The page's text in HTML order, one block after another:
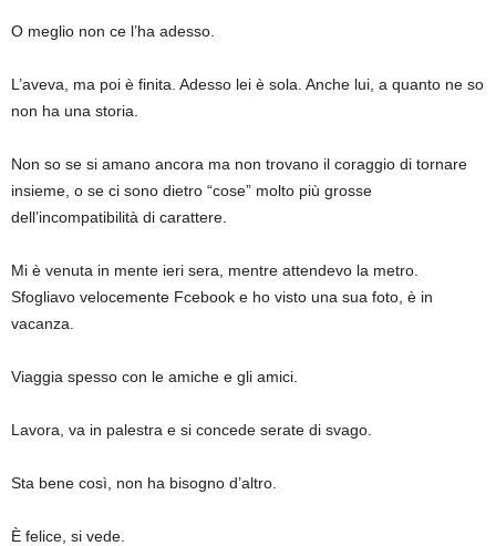
O meglio non ce l’ha adesso.
L’aveva, ma poi è finita. Adesso lei è sola. Anche lui, a quanto ne so
non ha una storia.
Non so se si amano ancora ma non trovano il coraggio di tornare
insieme, o se ci sono dietro “cose” molto più grosse
dell’incompatibilità di carattere.
Mi è venuta in mente ieri sera, mentre attendevo la metro.
Sfogliavo velocemente Fcebook e ho visto una sua foto, è in
vacanza.
Viaggia spesso con le amiche e gli amici.
Lavora, va in palestra e si concede serate di svago.
Sta bene così, non ha bisogno d’altro.
È felice, si vede.